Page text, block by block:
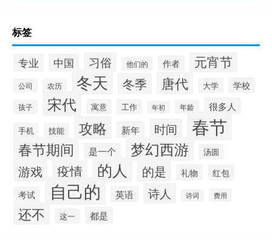
标签
专业 中国 习俗 他们的 作者 元宵节
公司 农历 冬天 冬季 唐代 大学 学校
孩子 宋代 寓意 工作 年初 年龄 很多人
手机 技能 攻略 新年 时间 春节
春节期间 是一个 梦幻西游 汤圆
游戏 疫情 的人 的是 礼物
红包
考试
自己的 英语 诗人 诗词 费用
还不 这一 都是